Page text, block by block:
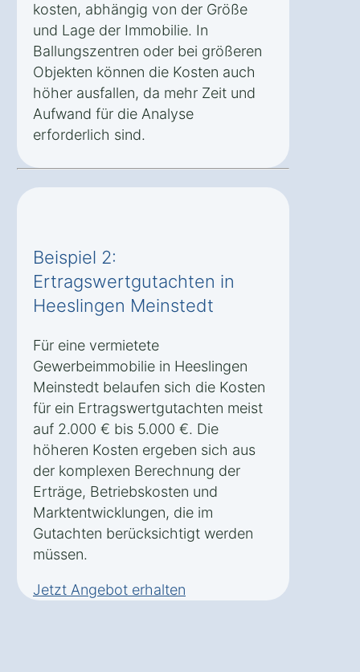
kosten, abhängig von der Größe
und Lage der Immobilie. In
Ballungszentren oder bei größeren
Objekten können die Kosten auch
höher ausfallen, da mehr Zeit und
Aufwand für die Analyse
erforderlich sind.
Beispiel 2:
Ertragswertgutachten in
Heeslingen Meinstedt
Für eine vermietete
Gewerbeimmobilie in Heeslingen
Meinstedt belaufen sich die Kosten
für ein Ertragswertgutachten meist
auf 2.000 € bis 5.000 €. Die
höheren Kosten ergeben sich aus
der komplexen Berechnung der
Erträge, Betriebskosten und
Marktentwicklungen, die im
Gutachten berücksichtigt werden
müssen.
Jetzt Angebot erhalten